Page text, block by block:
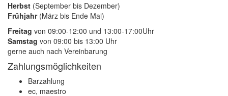
Herbst (September bis Dezember)
Frühjahr(März bis Ende Mai)
Freitag von 09:00-12:00 und 13:00-17:00Uhr
Samstag von 09:00 bis 13:00 Uhr
gerne auch nach Vereinbarung
Zahlungsmöglichkeiten
Barzahlung
ec, maestro